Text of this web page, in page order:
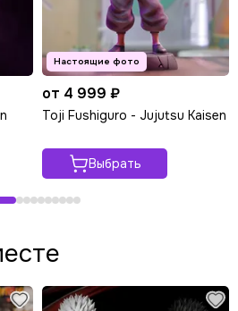
от 4 999 ₽
Toji Fushiguro - Jujutsu Kaisen
Выбрать